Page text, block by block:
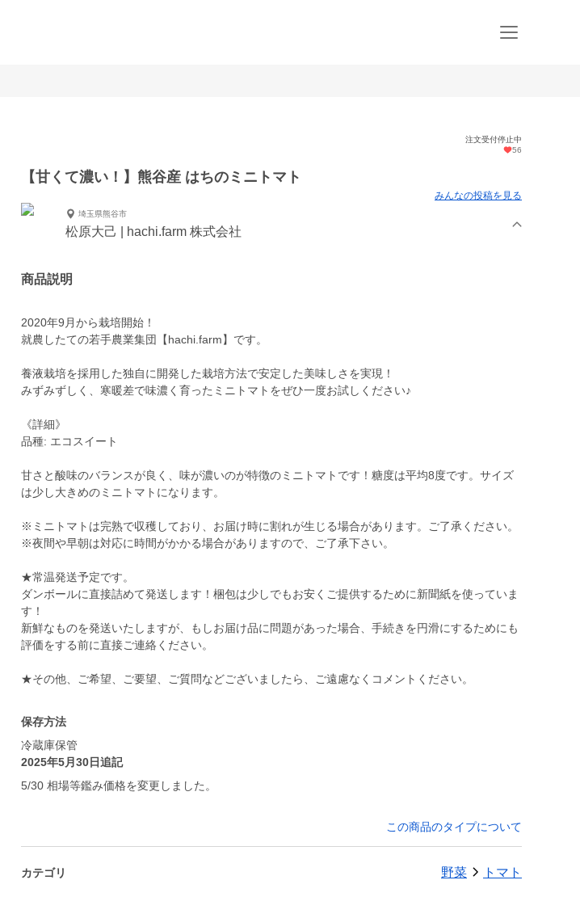
注文受付停止中
56
【甘くて濃い！】熊谷産 はちのミニトマト
みんなの投稿を見る
埼玉県熊谷市
松原大己 | hachi.farm 株式会社
商品説明
2020年9月から栽培開始！
就農したての若手農業集団【hachi.farm】です。
養液栽培を採用した独自に開発した栽培方法で安定した美味しさを実現！
みずみずしく、寒暖差で味濃く育ったミニトマトをぜひ一度お試しください♪
《詳細》
品種: エコスイート
甘さと酸味のバランスが良く、味が濃いのが特徴のミニトマトです！糖度は平均8度です。サイズ
は少し大きめのミニトマトになります。
※ミニトマトは完熟で収穫しており、お届け時に割れが生じる場合があります。ご了承ください。
※夜間や早朝は対応に時間がかかる場合がありますので、ご了承下さい。
★常温発送予定です。
ダンボールに直接詰めて発送します！梱包は少しでもお安くご提供するために新聞紙を使っていま
す！
新鮮なものを発送いたしますが、もしお届け品に問題があった場合、手続きを円滑にするためにも
評価をする前に直接ご連絡ください。
★その他、ご希望、ご要望、ご質問などございましたら、ご遠慮なくコメントください。
保存方法
冷蔵庫保管
2025年5月30日追記
5/30 相場等鑑み価格を変更しました。
この商品のタイプについて
カテゴリ 野菜 トマト